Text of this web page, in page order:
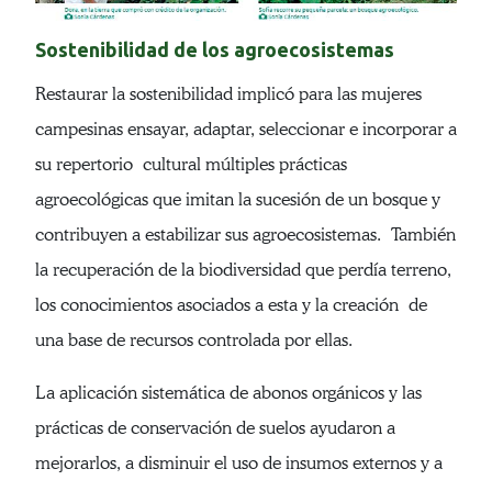
Sostenibilidad de los agroecosistemas
Restaurar la sostenibilidad implicó para las mujeres
campesinas ensayar, adaptar, seleccionar e incorporar a
su repertorio cultural múltiples prácticas
agroecológicas que imitan la sucesión de un bosque y
contribuyen a estabilizar sus agroecosistemas. También
la recuperación de la biodiversidad que perdía terreno,
los conocimientos asociados a esta y la creación de
una base de recursos controlada por ellas.
La aplicación sistemática de abonos orgánicos y las
prácticas de conservación de suelos ayudaron a
mejorarlos, a disminuir el uso de insumos externos y a